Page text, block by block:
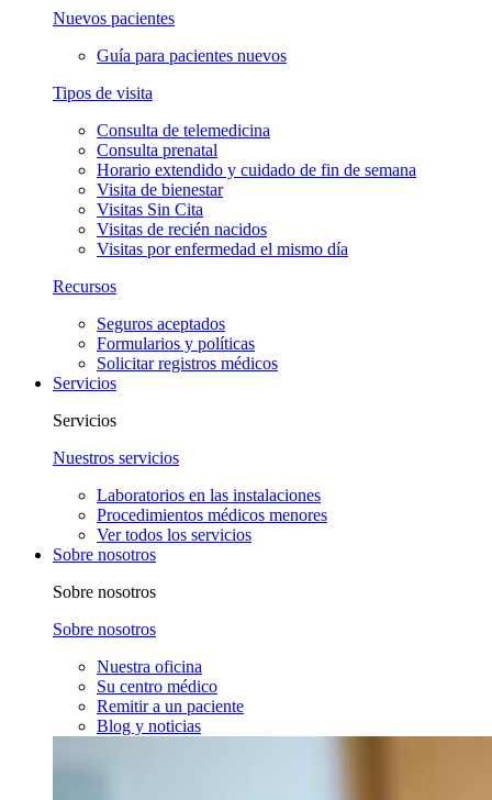
Nuevos pacientes
Guía para pacientes nuevos
Tipos de visita
Consulta de telemedicina
Consulta prenatal
Horario extendido y cuidado de fin de semana
Visita de bienestar
Visitas Sin Cita
Visitas de recién nacidos
Visitas por enfermedad el mismo día
Recursos
Seguros aceptados
Formularios y políticas
Solicitar registros médicos
Servicios
Servicios
Nuestros servicios
Laboratorios en las instalaciones
Procedimientos médicos menores
Ver todos los servicios
Sobre nosotros
Sobre nosotros
Sobre nosotros
Nuestra oficina
Su centro médico
Remitir a un paciente
Blog y noticias